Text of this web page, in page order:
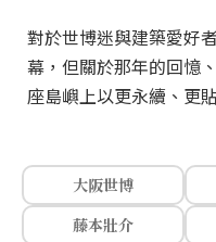
對於世博迷與建築愛好
幕，但關於那年的回憶
座島嶼上以更永續、更
大阪世博
藤本壯介